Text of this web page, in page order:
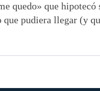
quedo» que hipotecó
pudiera llegar (y